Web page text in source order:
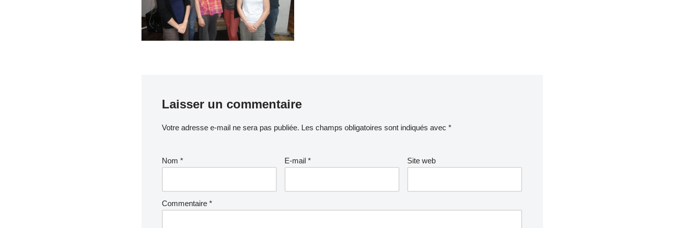
Laisser un commentaire
Votre adresse e-mail ne sera pas publiée. Les champs obligatoires sont indiqués avec *
Nom * E-mail * Site web
Commentaire *